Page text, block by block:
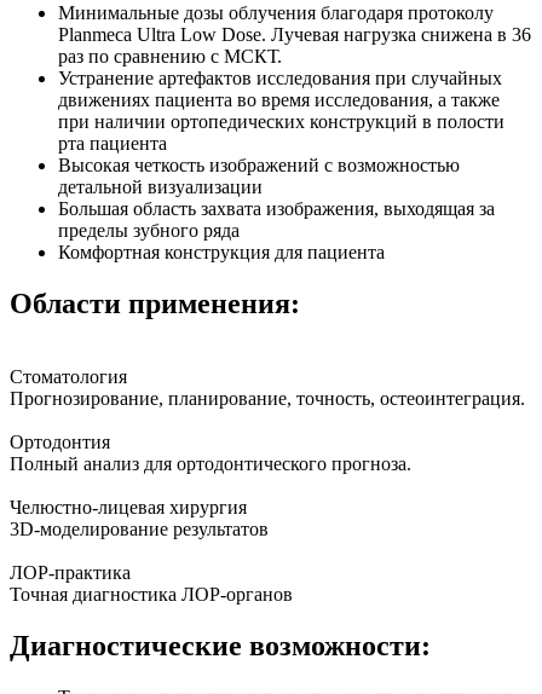
Минимальные дозы облучения благодаря протоколу
Planmeca Ultra Low Dose. Лучевая нагрузка снижена в 36
раз по сравнению с МСКТ.
Устранение артефактов исследования при случайных
движениях пациента во время исследования, а также
при наличии ортопедических конструкций в полости
рта пациента
Высокая четкость изображений с возможностью
детальной визуализации
Большая область захвата изображения, выходящая за
пределы зубного ряда
Комфортная конструкция для пациента
Области применения:
Стоматология
Прогнозирование, планирование, точность, остеоинтеграция.
Ортодонтия
Полный анализ для ортодонтического прогноза.
Челюстно-лицевая хирургия
3D-моделирование результатов
ЛОР-практика
Точная диагностика ЛОР-органов
Диагностические возможности: